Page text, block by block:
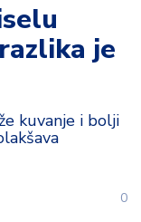
je
kuvanje i bolji
0